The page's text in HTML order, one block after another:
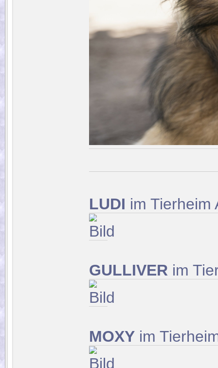
LUDI im Tierheim
GULLIVER im
MOXY im